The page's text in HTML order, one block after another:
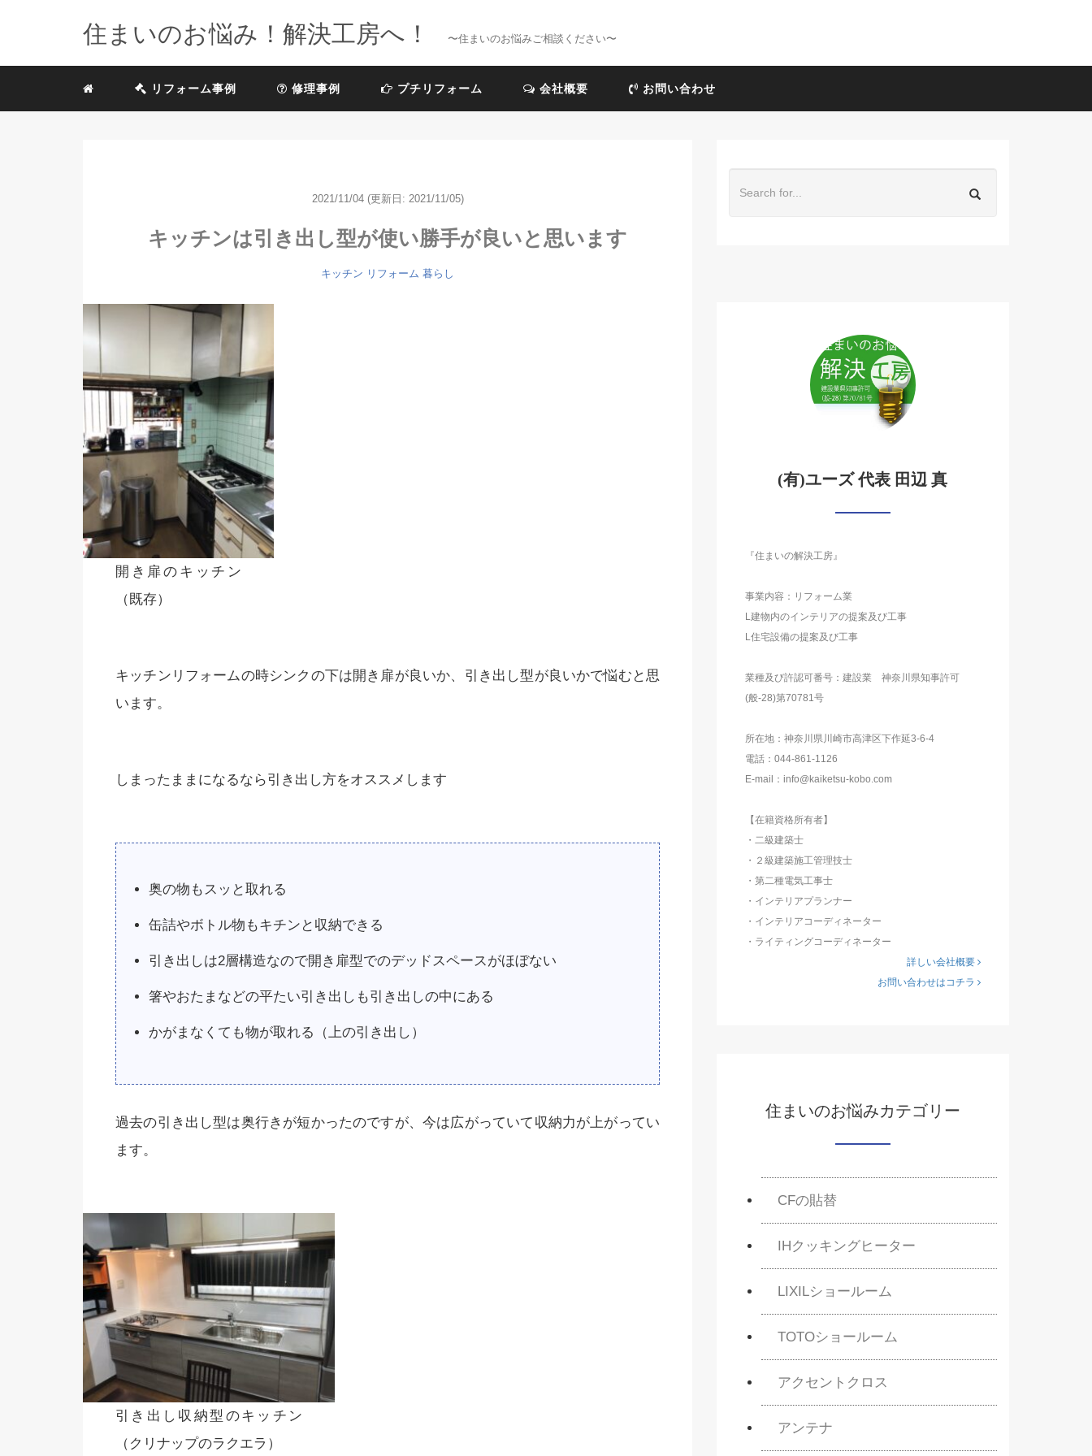
住まいのお悩み！解決工房へ！ 〜住まいのお悩みご相談ください〜
リフォーム事例 修理事例 プチリフォーム 会社概要 お問い合わせ
2021/11/04 (更新日: 2021/11/05)
キッチンは引き出し型が使い勝手が良いと思います
キッチン リフォーム 暮らし
開き扉のキッチン
（既存）
キッチンリフォームの時シンクの下は開き扉が良いか、引き出し型が良いかで悩むと思
います。
しまったままになるなら引き出し方をオススメします
奥の物もスッと取れる
缶詰やボトル物もキチンと収納できる
引き出しは2層構造なので開き扉型でのデッドスペースがほぼない
箸やおたまなどの平たい引き出しも引き出しの中にある
かがまなくても物が取れる（上の引き出し）
過去の引き出し型は奥行きが短かったのですが、今は広がっていて収納力が上がってい
ます。
引き出し収納型のキッチン
（クリナップのラクエラ）
(有)ユーズ 代表 田辺 真
『住まいの解決工房』
事業内容：リフォーム業
L建物内のインテリアの提案及び工事
L住宅設備の提案及び工事
業種及び許認可番号：建設業 神奈川県知事許可
(般-28)第70781号
所在地：神奈川県川崎市高津区下作延3-6-4
電話：044-861-1126
E-mail：info@kaiketsu-kobo.com
【在籍資格所有者】
・二級建築士
・２級建築施工管理技士
・第二種電気工事士
・インテリアプランナー
・インテリアコーディネーター
・ライティングコーディネーター
詳しい会社概要
お問い合わせはコチラ
住まいのお悩みカテゴリー
CFの貼替
IHクッキングヒーター
LIXILショールーム
TOTOショールーム
アクセントクロス
アンテナ